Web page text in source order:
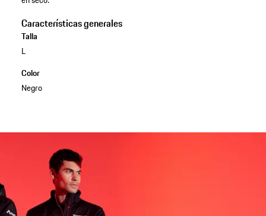
Características generales
Talla
L
Color
Negro